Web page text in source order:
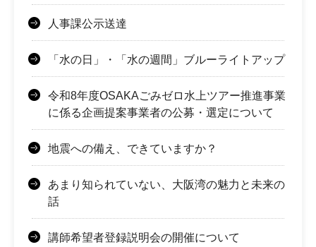
人事課公示送達
「水の日」・「水の週間」ブルーライトアップ
令和8年度OSAKAごみゼロ水上ツアー推進事業
に係る企画提案事業者の公募・選定について
地震への備え、できていますか？
あまり知られていない、大阪湾の魅力と未来の
話
講師希望者登録説明会の開催について